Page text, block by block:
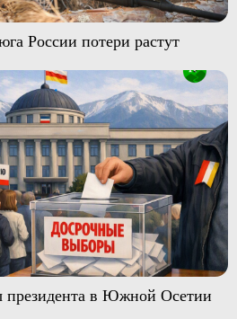
России потери растут
президента в Южной Осетии